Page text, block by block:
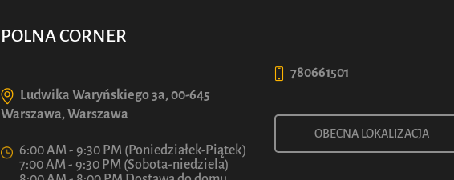
Bo zwykły bajgiel to za mało. W środku ma
równowaga idealna. Miękki, puszysty i ciepły —
790
POLNA CORNER
Ludwika Waryńskiego 3a, 00-645
Warszawa, Warszawa
6:00 AM - 9:30 PM (Poniedziałek-Piątek)
7:00 AM - 9:30 PM (Sobota-niedziela)
780661501
OBECNA LOKALIZACJA